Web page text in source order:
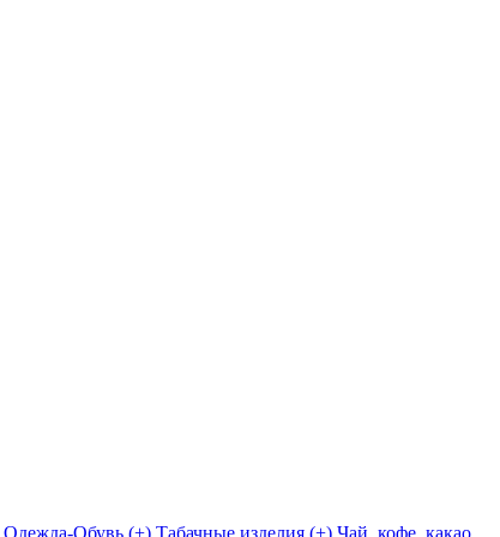
Одежда-Обувь (+) Табачные изделия (+) Чай, кофе, какао